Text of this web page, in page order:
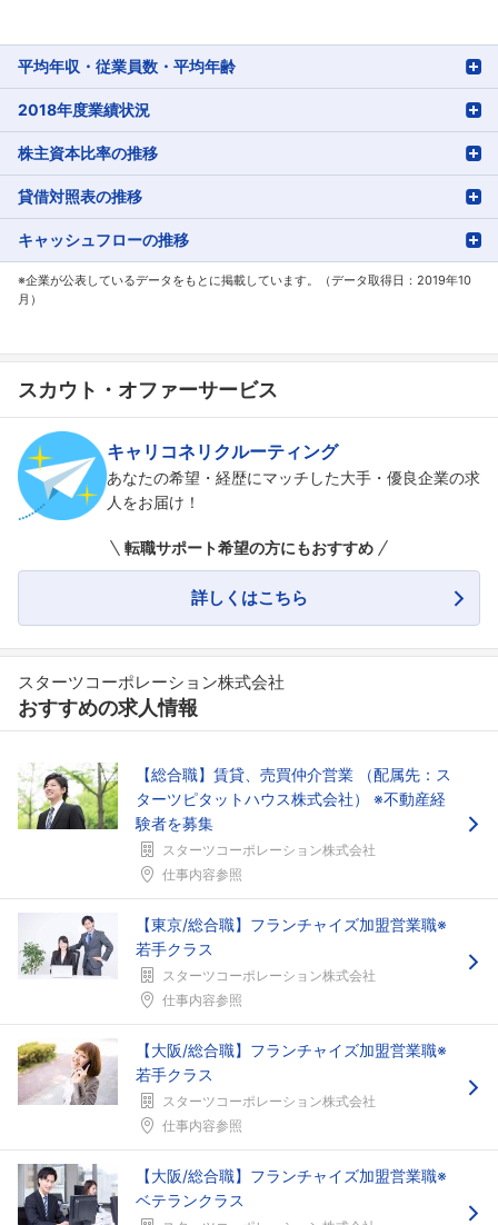
平均年収・従業員数・平均年齢
2018年度業績状況
株主資本比率の推移
貸借対照表の推移
キャッシュフローの推移
※企業が公表しているデータをもとに掲載しています。（データ取得日：2019年10
月）
スカウト・オファーサービス
キャリコネリクルーティング
あなたの希望・経歴にマッチした大手・優良企業の求
人をお届け！
転職サポート希望の方にもおすすめ
詳しくはこちら
スターツコーポレーション株式会社
おすすめの求人情報
【総合職】賃貸、売買仲介営業 （配属先：ス
ターツピタットハウス株式会社） ※不動産経
験者を募集
スターツコーポレーション株式会社
仕事内容参照
【東京/総合職】フランチャイズ加盟営業職※
若手クラス
スターツコーポレーション株式会社
仕事内容参照
【大阪/総合職】フランチャイズ加盟営業職※
若手クラス
スターツコーポレーション株式会社
仕事内容参照
【大阪/総合職】フランチャイズ加盟営業職※
ベテランクラス